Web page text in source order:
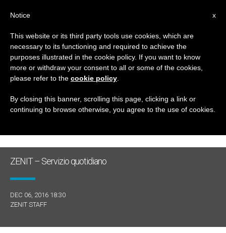
GIORNO
Dicembre 6th, 2016
ULTIME NOTIZIE
ZENIT – Servizio quotidiano
DEC 06, 2016 18:30
ZENIT STAFF
x
Notice
This website or its third party tools use cookies, which are
necessary to its functioning and required to achieve the
purposes illustrated in the cookie policy. If you want to know
more or withdraw your consent to all or some of the cookies,
please refer to the cookie policy
By closing this banner, scrolling this page, clicking a link or
continuing to browse otherwise, you agree to the use of cookies.